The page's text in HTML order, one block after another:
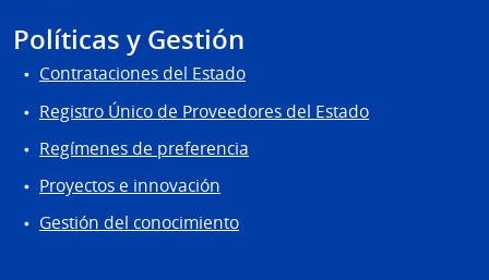
Políticas y Gestión
Contrataciones del Estado
Registro Único de Proveedores del Estado
Regímenes de preferencia
Proyectos e innovación
Gestión del conocimiento